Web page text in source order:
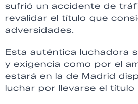
sufrió un accidente de
revalidar el título que
adversidades.
Esta auténtica luchadora
y exigencia como por el
estará en la de Madrid
luchar por llevarse el